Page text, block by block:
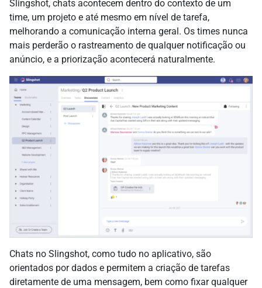
Slingshot, chats acontecem dentro do contexto de um
time, um projeto e até mesmo em nível de tarefa,
melhorando a comunicação interna geral. Os times nunca
mais perderão o rastreamento de qualquer notificação ou
anúncio, e a priorização acontecerá naturalmente.
Chats no Slingshot, como tudo no aplicativo, são
orientados por dados e permitem a criação de tarefas
diretamente de uma mensagem, bem como fixar qualquer